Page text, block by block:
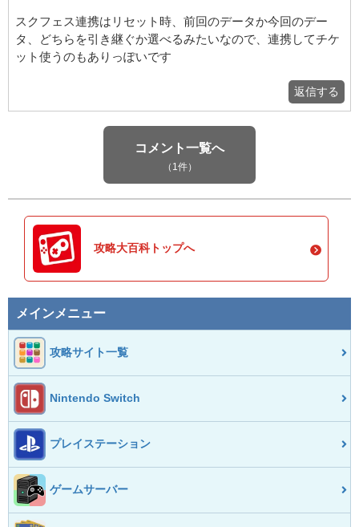
スクフェス連携はリセット時、前回のデータか今回のデー
タ、どちらを引き継ぐか選べるみたいなので、連携してチケ
ット使うのもありっぽいです
返信する
コメント一覧へ
（1件）
攻略大百科トップへ
メインメニュー
攻略サイト一覧
Nintendo Switch
プレイステーション
ゲームサーバー